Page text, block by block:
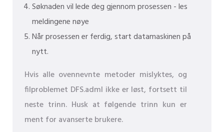
Søknaden vil lede deg gjennom prosessen - les
meldingene nøye
Når prosessen er ferdig, start datamaskinen på
nytt.
Hvis alle ovennevnte metoder mislyktes, og
filproblemet DFS.adml ikke er løst, fortsett til
neste trinn. Husk at følgende trinn kun er
ment for avanserte brukere.